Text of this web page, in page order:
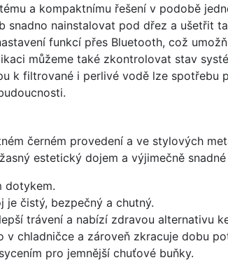
a kompaktnímu řešení v podobě
snadno nainstalovat pod dřez a ušetřit
funkcí přes Bluetooth, což
můžeme také zkontrolovat stav
k filtrované i perlivé vodě lze spotřebu
černém provedení a ve stylových
estetický dojem a výjimečně
dotykem.
je čistý, bezpečný a chutný.
trávení a nabízí zdravou alternativu
v chladničce a zároveň zkracuje dobu
pro jemnější chuťové buňky.